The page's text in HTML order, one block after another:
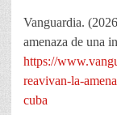
Vanguardia.
amenaza de una
https://
reavivan-la-
cuba